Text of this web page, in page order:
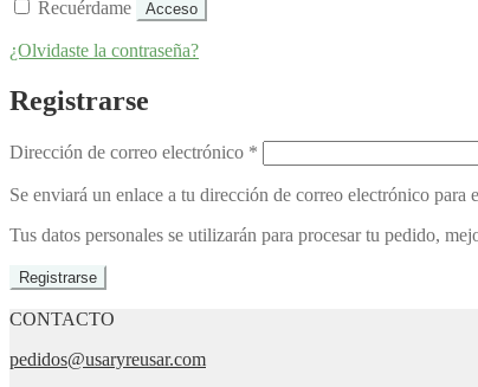
Recuérdame Acceso
¿Olvidaste la contraseña?
Registrarse
Dirección de correo electrónico *
Se enviará un enlace a tu dirección de correo electrónico para
Tus datos personales se utilizarán para procesar tu pedido,
Registrarse
CONTACTO
pedidos@usaryreusar.com